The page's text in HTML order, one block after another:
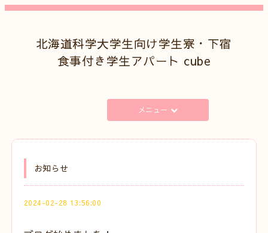
北海道科学大学生向け学生寮・下宿
食事付き学生アパート cube
メニュー
お知らせ
2024-02-28 13:56:00